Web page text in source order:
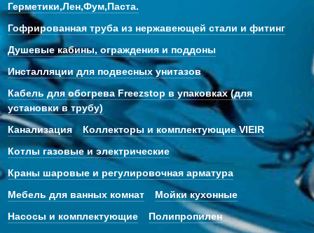
Герметики,Лен,Фум,Паста.
Гофрированная труба из нержавеющей стали и фитинг
Душевые кабины, ограждения и поддоны
Инсталляции для подвесных унитазов
Кабель для обогрева Freezstop в упаковках (для
установки в трубу)
Канализация
Коллекторы и комплектующие VIEIR
Котлы газовые и электрические
Краны шаровые и регулировочная арматура
Мебель для ванных комнат
Мойки кухонные
Насосы и комплектующие
Полипропилен